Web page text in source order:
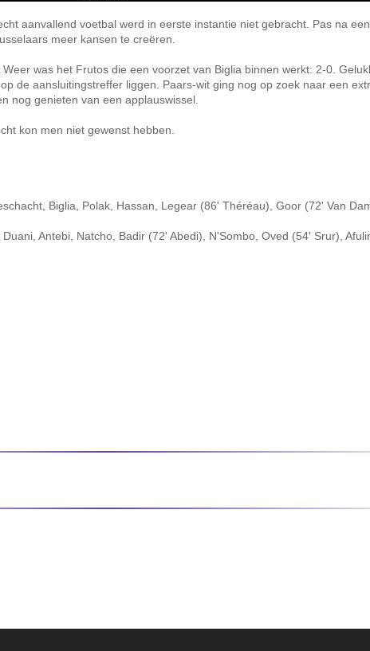
aanvallend voetbal werd in eerste instantie niet gebracht. Pas na
meer kansen te creëren.
was het Frutos die een voorzet van Biglia binnen werkt: 2-0.
de aansluitingstreffer liggen. Paars-wit ging nog op zoek naar een
nog genieten van een applauswissel.
kon men niet gewenst hebben.
Biglia, Polak, Hassan, Legear (86' Théréau), Goor (72' Van
Antebi, Natcho, Badir (72' Abedi), N'Sombo, Oved (54' Srur),